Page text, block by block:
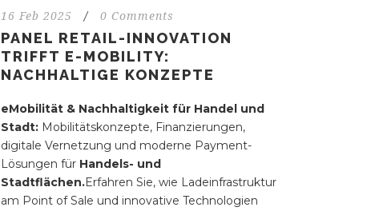
16 Feb 2025 / 0 Comments
PANEL RETAIL-INNOVATION
TRIFFT E-MOBILITY:
NACHHALTIGE KONZEPTE
eMobilität & Nachhaltigkeit für Handel und
Stadt: Mobilitätskonzepte, Finanzierungen,
digitale Vernetzung und moderne Payment-
Lösungen für Handels- und
Stadtflächen.Erfahren Sie, wie Ladeinfrastruktur
am Point of Sale und innovative Technologien